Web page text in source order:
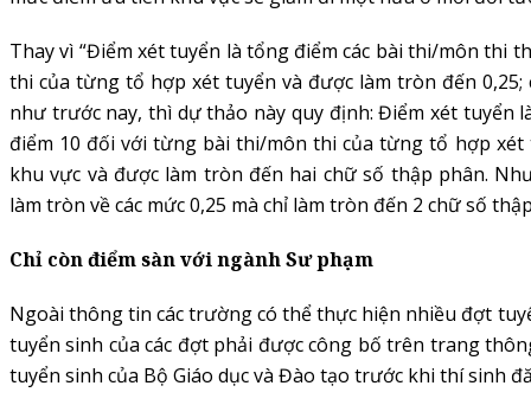
Thay vì “Điểm xét tuyển là tổng điểm các bài thi/môn thi
thi của từng tổ hợp xét tuyển và được làm tròn đến
như trước nay, thì dự thảo này quy định: Điểm xét tuyển
điểm 10 đối với từng bài thi/môn thi của từng tổ hợp
khu vực và được làm tròn đến hai chữ số thập phân.
làm tròn về các mức 0,25 mà chỉ làm tròn đến 2 chữ số
Chỉ còn điểm sàn với ngành Sư phạm
Ngoài thông tin các trường có thể thực hiện nhiều đợt
tuyển sinh của các đợt phải được công bố trên trang
tuyển sinh của Bộ Giáo dục và Đào tạo trước khi thí sinh